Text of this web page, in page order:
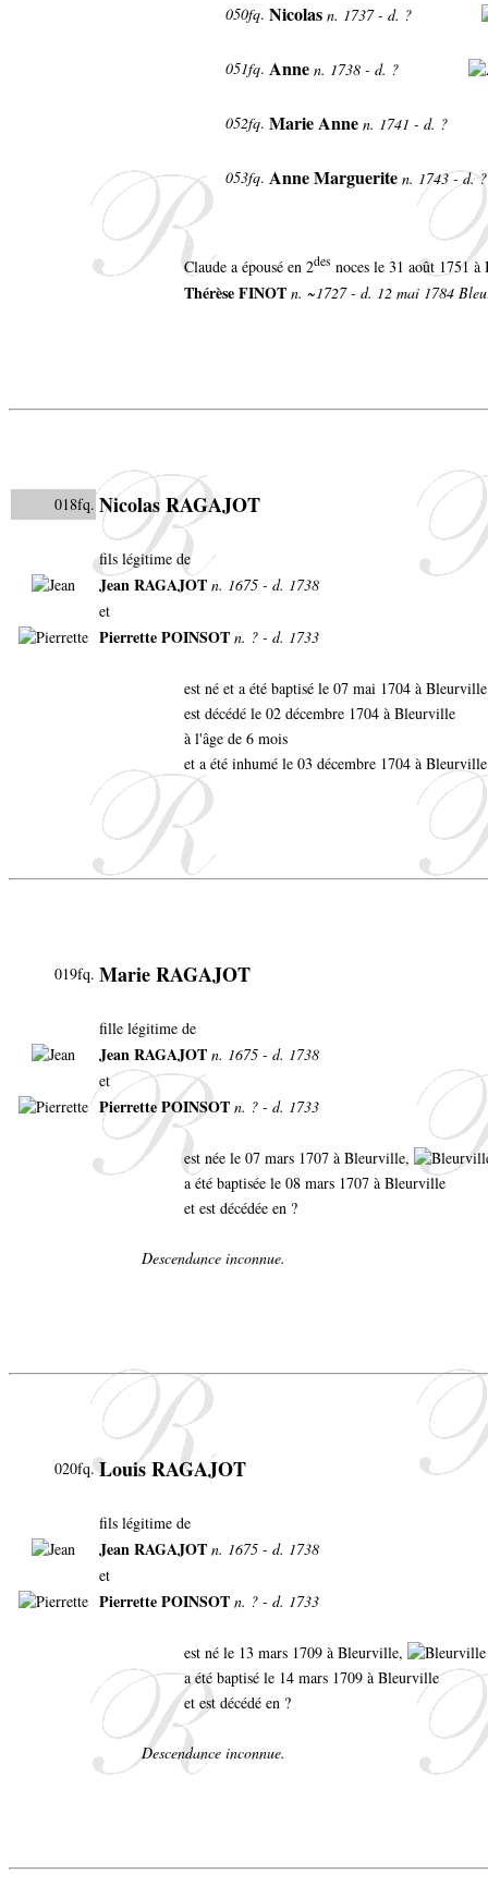
050fq. Nicolas n. 1737 - d. ?
051fq. Anne n. 1738 - d. ?
052fq. Marie Anne n. 1741 - d. ?
053fq. Anne Marguerite n. 1743 - d.
Claude a épousé en 2des noces le 31 août 1751
Thérèse FINOT n. ~1727 - d. 12 mai 1784
018fq. Nicolas RAGAJOT
fils légitime de
Jean RAGAJOT n. 1675 - d. 1738
et
Pierrette POINSOT n. ? - d. 1733
est né et a été baptisé le 07 mai 1704 à
est décédé le 02 décembre 1704 à Bleurville
à l'âge de 6 mois
et a été inhumé le 03 décembre 1704 à
019fq. Marie RAGAJOT
fille légitime de
Jean RAGAJOT n. 1675 - d. 1738
et
Pierrette POINSOT n. ? - d. 1733
est née le 07 mars 1707 à Bleurville,
a été baptisée le 08 mars 1707 à Bleurville
et est décédée en ?
Descendance inconnue.
020fq. Louis RAGAJOT
fils légitime de
Jean RAGAJOT n. 1675 - d. 1738
et
Pierrette POINSOT n. ? - d. 1733
est né le 13 mars 1709 à Bleurville,
a été baptisé le 14 mars 1709 à Bleurville
et est décédé en ?
Descendance inconnue.